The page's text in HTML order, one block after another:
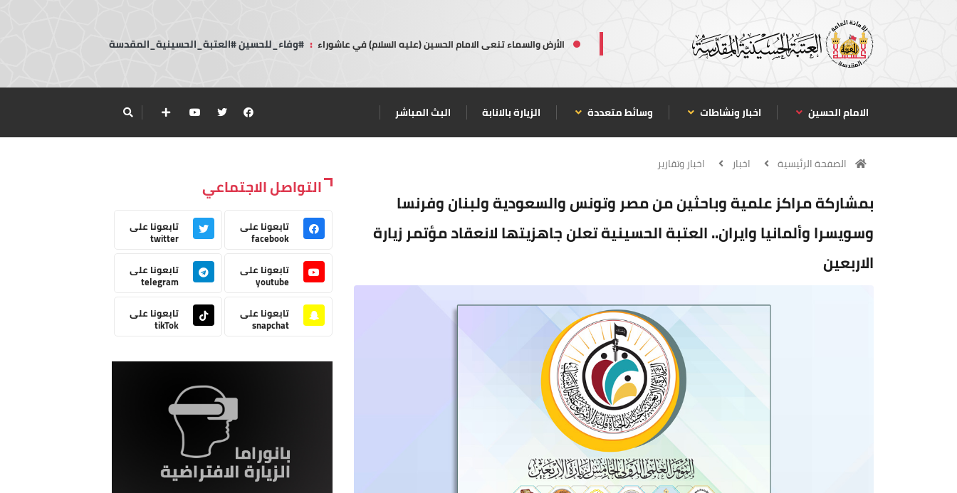
الأرض والسماء تنعى الامام الحسين (عليه السلام) في عاشوراء : #وفاء_للحسين #العتبة_الحسينية_المقدسة
الامام الحسين اخبار ونشاطات وسائط متعددة الزيارة بالانابة البث المباشر
الصفحة الرئيسية اخبار اخبار وتقارير
بمشاركة مراكز علمية وباحثين من مصر وتونس والسعودية ولبنان وفرنسا
وسويسرا وألمانيا وايران.. العتبة الحسينية تعلن جاهزيتها لانعقاد مؤتمر زيارة
الاربعين
التواصل الاجتماعي
تابعونا على
facebook
تابعونا على
twitter
تابعونا على
youtube
تابعونا على
telegram
تابعونا على
snapchat
تابعونا على
tikTok